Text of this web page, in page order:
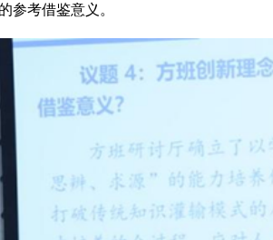
参考借鉴意义。